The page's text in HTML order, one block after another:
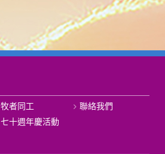
牧者同工
聯絡我們
七十週年慶活動